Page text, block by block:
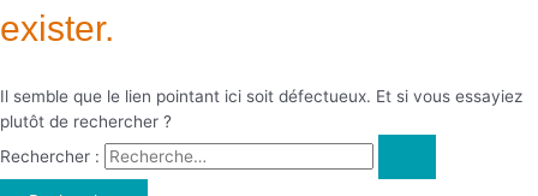
exister.
Il semble que le lien pointant ici soit défectueux. Et si vous essayiez
plutôt de rechercher ?
Rechercher :